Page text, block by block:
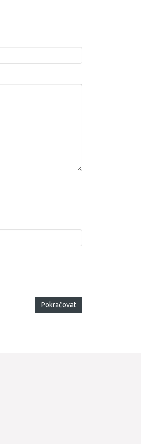
Pokračovat